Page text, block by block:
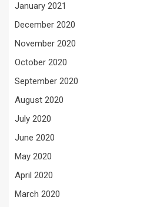
January 2021
December 2020
November 2020
October 2020
September 2020
August 2020
July 2020
June 2020
May 2020
April 2020
March 2020